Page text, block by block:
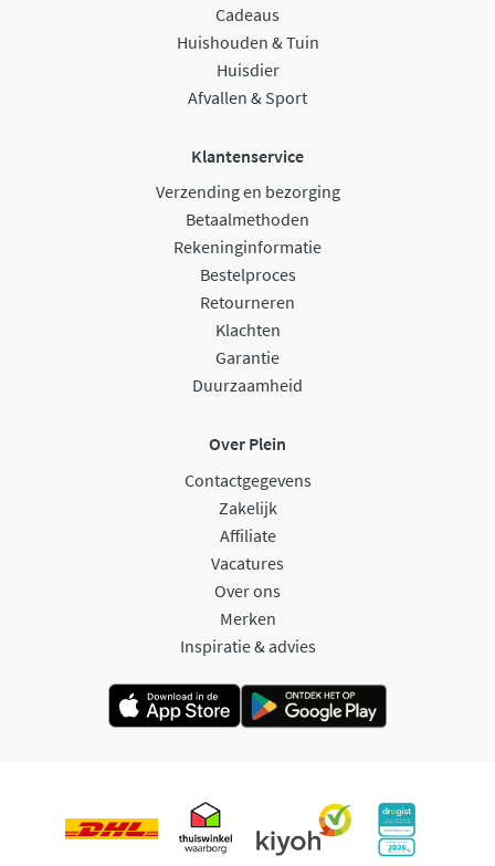
Cadeaus
Huishouden & Tuin
Huisdier
Afvallen & Sport
Klantenservice
Verzending en bezorging
Betaalmethoden
Rekeninginformatie
Bestelproces
Retourneren
Klachten
Garantie
Duurzaamheid
Over Plein
Contactgegevens
Zakelijk
Affiliate
Vacatures
Over ons
Merken
Inspiratie & advies